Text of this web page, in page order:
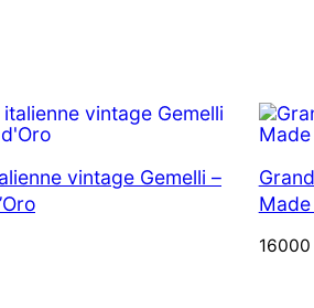
vintage Gemelli –
16000